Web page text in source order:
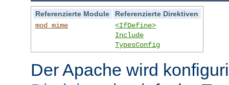
Referenzierte Module
Referenzierte Direktiven
mod_mime
<IfDefine>
Include
TypesConfig
Der Apache wird